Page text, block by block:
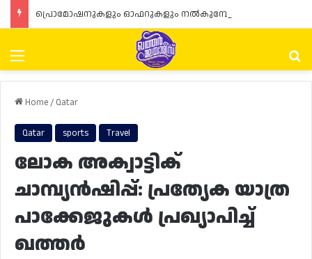
Menu
Home/ Qatar
Qatar sports Travel
ലോക അക്വാട്ടിക്
ചാമ്പ്യൻഷിപ്പ്: പ്രത്യേക യാത്ര
പാക്കേജുകൾ പ്രഖ്യാപിച്ച്
ഖത്തർ